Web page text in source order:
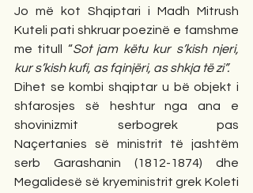
Jo më kot Shqiptari i Madh Mitrush
Kuteli pati shkruar poezinë e famshme
me titull “Sot jam këtu kur s’kish njeri,
kur s’kish kufi, as fqinjëri, as shkja të zi”.
Dihet se kombi shqiptar u bë objekt i
shfarosjes së heshtur nga ana e
shovinizmit serbogrek pas
Naçertanies së ministrit të jashtëm
serb Garashanin (1812-1874) dhe
Megalidesë së kryeministrit grek Koleti